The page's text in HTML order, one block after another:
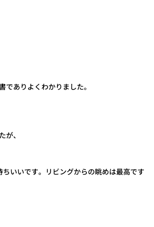
ありよくわかりました。
、
いいです。リビングからの眺めは最高です